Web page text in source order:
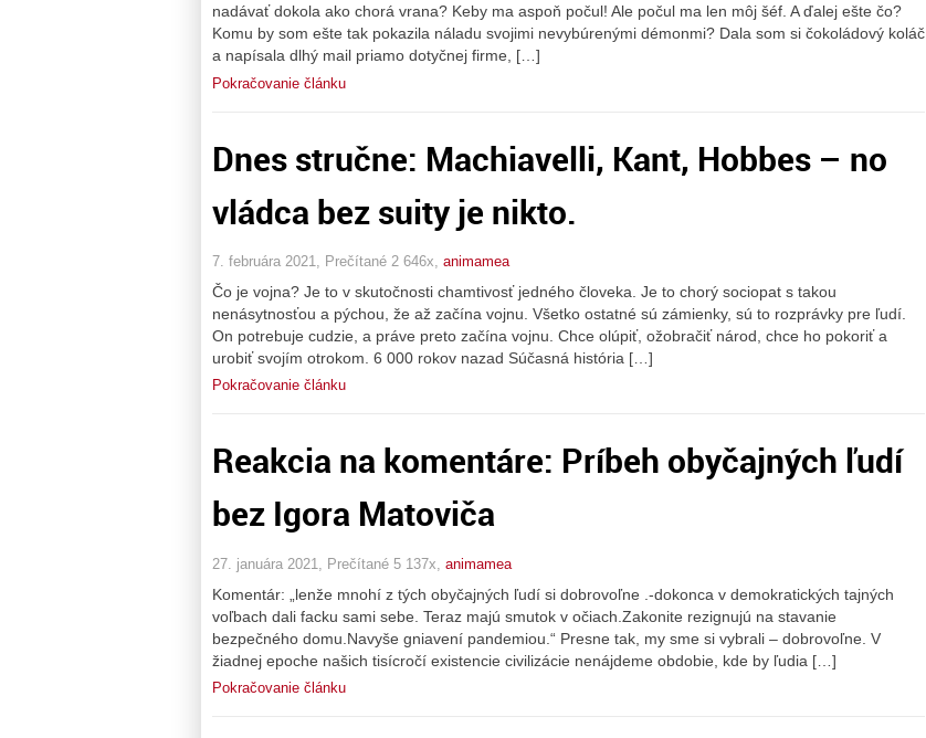
nadávať dokola ako chorá vrana? Keby ma aspoň počul! Ale počul ma len môj šéf. A ďalej ešte čo?
Komu by som ešte tak pokazila náladu svojimi nevybúrenými démonmi? Dala som si čokoládový koláč
a napísala dlhý mail priamo dotyčnej firme, […]
Pokračovanie článku
Dnes stručne: Machiavelli, Kant, Hobbes – no
vládca bez suity je nikto.
7. februára 2021, Prečítané 2 646x, animamea
Čo je vojna? Je to v skutočnosti chamtivosť jedného človeka. Je to chorý sociopat s takou
nenásytnosťou a pýchou, že až začína vojnu. Všetko ostatné sú zámienky, sú to rozprávky pre ľudí.
On potrebuje cudzie, a práve preto začína vojnu. Chce olúpiť, ožobračiť národ, chce ho pokoriť a
urobiť svojím otrokom. 6 000 rokov nazad Súčasná história […]
Pokračovanie článku
Reakcia na komentáre: Príbeh obyčajných ľudí
bez Igora Matoviča
27. januára 2021, Prečítané 5 137x, animamea
Komentár: „lenže mnohí z tých obyčajných ľudí si dobrovoľne .-dokonca v demokratických tajných
voľbach dali facku sami sebe. Teraz majú smutok v očiach.Zakonite rezignujú na stavanie
bezpečného domu.Navyše gniavení pandemiou.“ Presne tak, my sme si vybrali – dobrovoľne. V
žiadnej epoche našich tisícročí existencie civilizácie nenájdeme obdobie, kde by ľudia […]
Pokračovanie článku